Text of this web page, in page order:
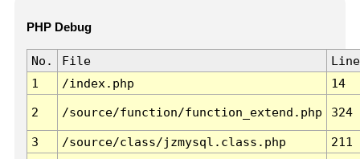
PHP Debug
No. File
Line
1
/index.php 14
2 /source/function/function_extend.php 324
3 /source/class/jzmysql.class.php
211